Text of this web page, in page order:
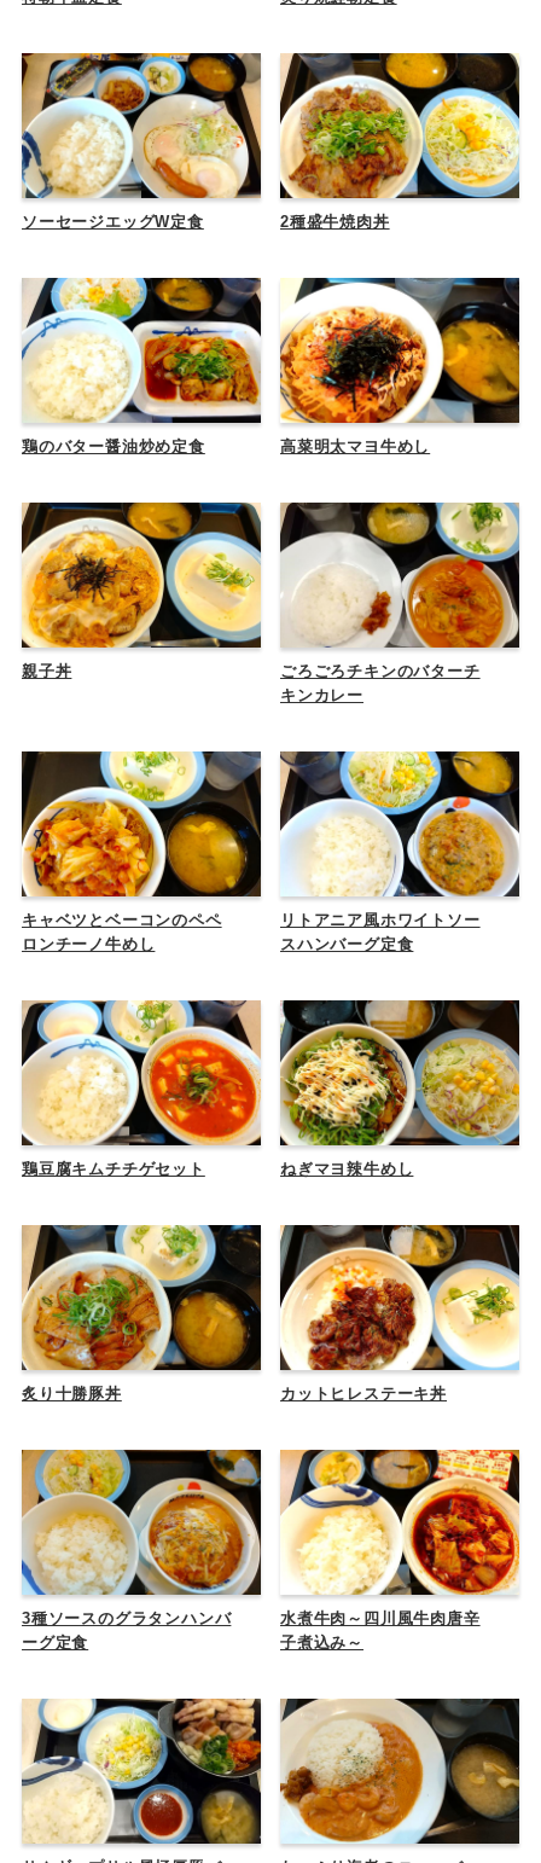
ソーセージエッグW定食 2種盛牛焼肉丼
鶏のバター醤油炒め定食 高菜明太マヨ牛めし
親子丼
ごろごろチキンのバターチ
キンカレー
キャベツとベーコンのペペ
ロンチーノ牛めし
リトアニア風ホワイトソー
スハンバーグ定食
鶏豆腐キムチチゲセット ねぎマヨ辣牛めし
炙り十勝豚丼 カットヒレステーキ丼
3種ソースのグラタンハンバ
ーグ定食
水煮牛肉～四川風牛肉唐辛
子煮込み～